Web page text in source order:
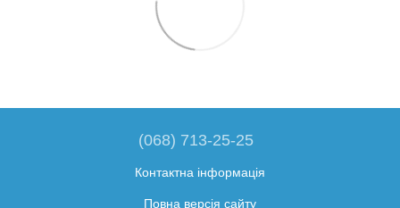
(068) 713-25-25
Контактна інформація
Повна версія сайту